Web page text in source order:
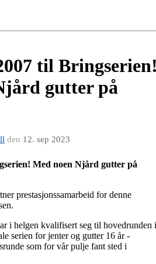
til
gutter på
den 12. sep 2023
Med noen Njård gutter på
prestasjonssamarbeid for denne
i helgen kvalifisert seg til hovedrunden i
serien for jenter og gutter 16 år -
som for vår pulje fant sted i